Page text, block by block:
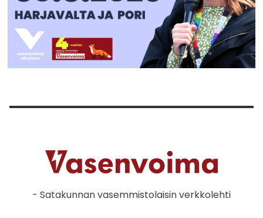
- Satakunnan vasemmistolaisin verkkolehti